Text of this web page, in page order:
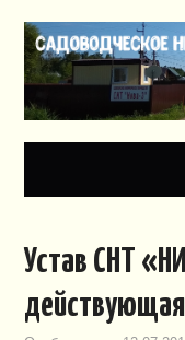
ДОКУМЕНТЫ
Устав СНТ
действующая